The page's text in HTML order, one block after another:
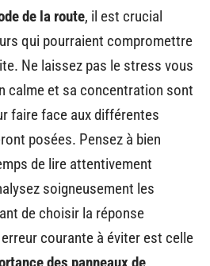
de la route, il est crucial
qui pourraient compromettre
Ne laissez pas le stress vous
calme et sa concentration sont
faire face aux différentes
posées. Pensez à bien
de lire attentivement
soigneusement les
de choisir la réponse
courante à éviter est celle